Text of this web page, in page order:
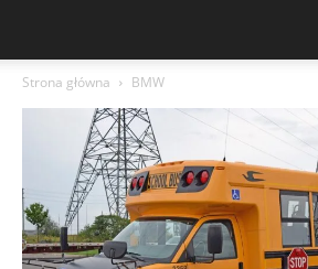
Strona główna BMW